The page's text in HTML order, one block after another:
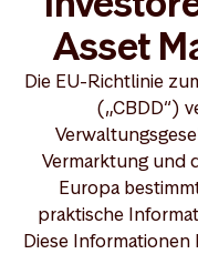
Asset
Die EU-Richtlinie
(„CBDD“)
Vermarktung und
Europa
praktische
Diese